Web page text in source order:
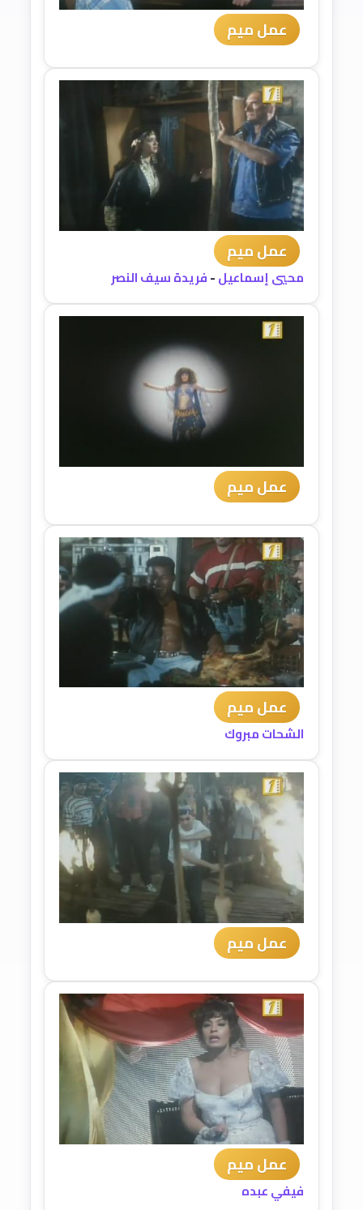
عمل ميم
عمل ميم
محيي إسماعيل-فريدة سيف النصر
عمل ميم
عمل ميم
الشحات مبروك
عمل ميم
عمل ميم
فيفي عبده